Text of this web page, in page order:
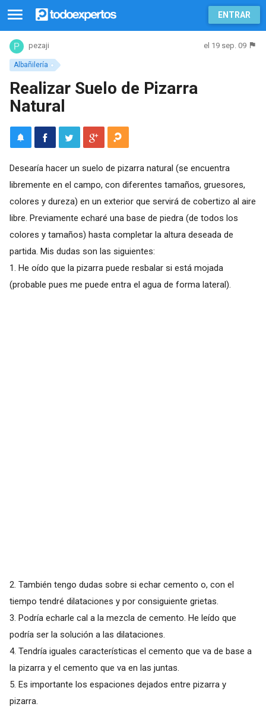
ENTRAR
Albañilería
pezaji el 19 sep. 09
Realizar Suelo de Pizarra
Natural
Desearía hacer un suelo de pizarra natural (se encuentra
libremente en el campo, con diferentes tamaños, gruesores,
colores y dureza) en un exterior que servirá de cobertizo al aire
libre. Previamente echaré una base de piedra (de todos los
colores y tamaños) hasta completar la altura deseada de
partida. Mis dudas son las siguientes:
1. He oído que la pizarra puede resbalar si está mojada
(probable pues me puede entra el agua de forma lateral).
2. También tengo dudas sobre si echar cemento o, con el
tiempo tendré dilataciones y por consiguiente grietas.
3. Podría echarle cal a la mezcla de cemento. He leído que
podría ser la solución a las dilataciones.
4. Tendría iguales características el cemento que va de base a
la pizarra y el cemento que va en las juntas.
5. Es importante los espaciones dejados entre pizarra y
pizarra.